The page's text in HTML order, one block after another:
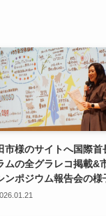
市様のサイトへ国際首
ムの全グラレコ掲載&
ンポジウム報告会の様